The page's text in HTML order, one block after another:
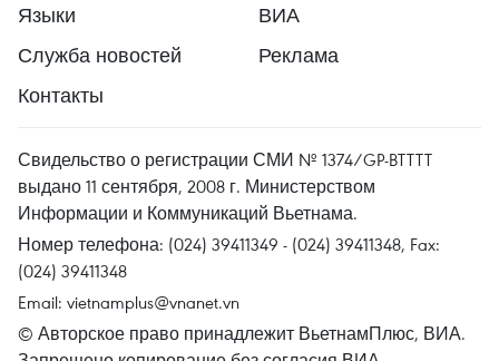
Языки
ВИА
Служба новостей
Реклама
Контакты
Свидельство о регистрации СМИ № 1374/GP-BTTTT
выдано 11 сентября, 2008 г. Министерством
Информации и Коммуникаций Вьетнама.
Номер телефона: (024) 39411349 - (024) 39411348, Fax:
(024) 39411348
Email: vietnamplus@vnanet.vn
© Авторское право принадлежит ВьетнамПлюс, ВИА.